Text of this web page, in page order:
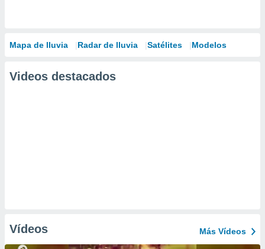
Mapa de lluvia Radar de lluvia Satélites Modelos
Videos destacados
Vídeos Más Vídeos